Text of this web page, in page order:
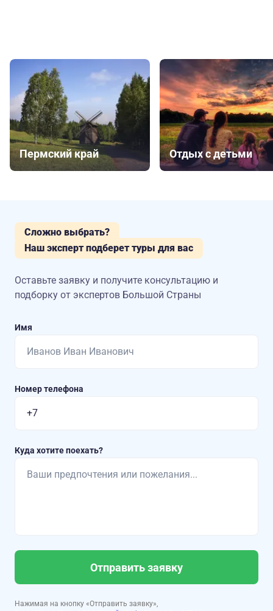
Пермский край Отдых с детьми
Сложно выбрать?
Наш эксперт подберет туры для вас
Оставьте заявку и получите консультацию и
подборку от экспертов Большой Страны
Имя
Номер телефона
Куда хотите поехать?
Отправить заявку
Нажимая на кнопку «Отправить заявку»,